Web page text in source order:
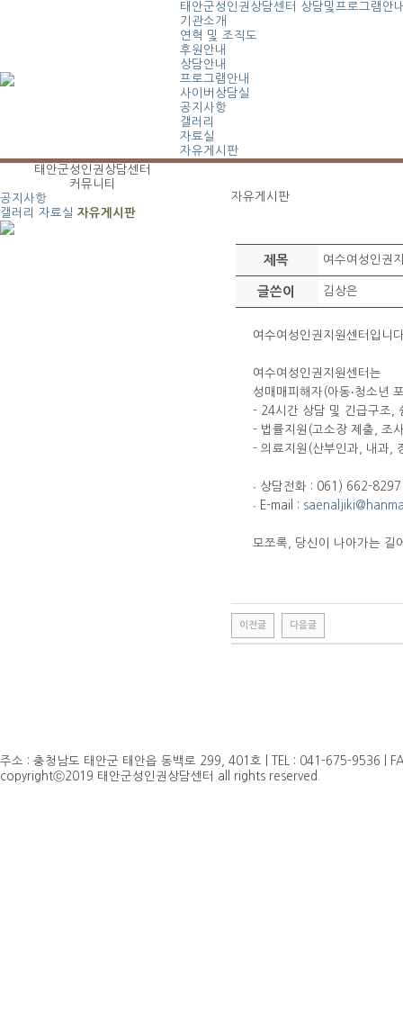
태안군성인권상담센터
상담및프로그램안
기관소개
연혁 및 조직도
후원안내
상담안내
프로그램안내
사이버상담실
공지사항
갤러리
자료실
자유게시판
태안군성인권상담센터
커뮤니티
공지사항
갤러리
자료실 자유게시판
자유게시판
제목 여수여성인권
글쓴이 김상은
여수여성인권지원센터입니
여수여성인권지원센터는
성매매피해자(아동‧청소년
- 24시간 상담 및 긴급구조,
- 법률지원(고소장 제출, 조
- 의료지원(산부인과, 내과,
∙ 상담전화 : 061) 662-
∙ E-mail :
모쪼록, 당신이 나아가는 길
이전글 다음글
주소 : 충청남도 태안군 태안읍 동백로 299, 401호 | TEL : 041-675-9536 |
copyrightⓒ2019 태안군성인권상담센터 all rights reserved.